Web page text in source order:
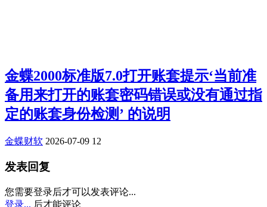
金蝶2000标准版7.0打开账套提示‘当前准
备用来打开的账套密码错误或没有通过指
定的账套身份检测’ 的说明
金蝶财软 2026-07-09 12
发表回复
您需要登录后才可以发表评论...
登录... 后才能评论